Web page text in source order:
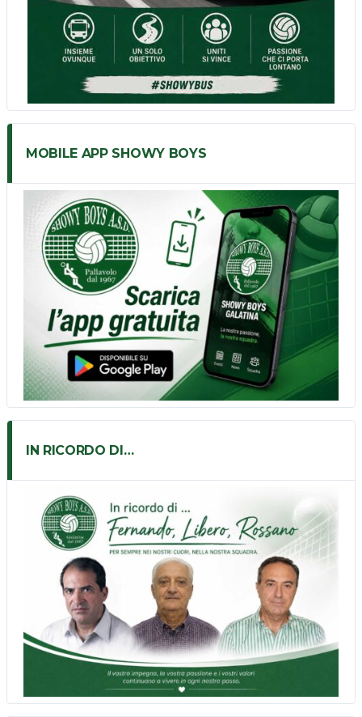
MOBILE APP SHOWY BOYS
IN RICORDO DI…